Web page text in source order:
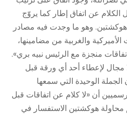
عن اتفاق إطار كما يروّج
وهو ما وجدت فيه مصادر
الأميركية والغربية من مضامينها،
منجزة مع الرئيس نبيه بري».
مجال لإعطاء أحد أي ورقة قبل
الجملة الوحيدة التي سمعها
أن «لا كلام عن اتفاقات قبل
محاولة هوكشتين الاستفسار في